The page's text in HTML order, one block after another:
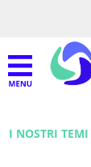
I NOSTRI TEMI